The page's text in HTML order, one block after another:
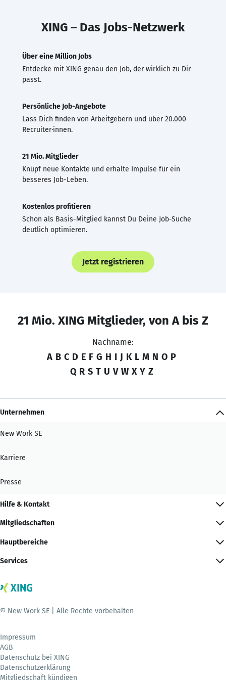
XING – Das Jobs-Netzwerk
Über eine Million Jobs
Entdecke mit XING genau den Job, der wirklich zu Dir
passt.
Persönliche Job-Angebote
Lass Dich finden von Arbeitgebern und über 20.000
Recruiter·innen.
21 Mio. Mitglieder
Knüpf neue Kontakte und erhalte Impulse für ein
besseres Job-Leben.
Kostenlos profitieren
Schon als Basis-Mitglied kannst Du Deine Job-Suche
deutlich optimieren.
Jetzt registrieren
21 Mio. XING Mitglieder, von A bis Z
Nachname:
A B C D E F G H I J K L M N O P
Q R S T U V W X Y Z
Unternehmen
New Work SE
Karriere
Presse
Hilfe & Kontakt
Mitgliedschaften
Hauptbereiche
Services
© New Work SE | Alle Rechte vorbehalten
Impressum
AGB
Datenschutz bei XING
Datenschutzerklärung
Mitgliedschaft kündigen